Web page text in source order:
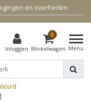
en overheden
Inloggen
0
Winkelwagen Menu